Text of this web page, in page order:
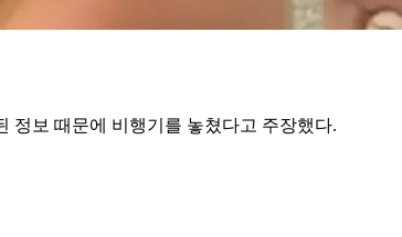
정보 때문에 비행기를 놓쳤다고 주장했다.